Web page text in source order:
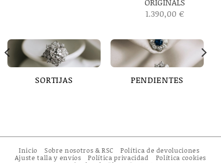
1.390,00 €
SORTIJAS PENDIENTES
Inicio Sobre nosotros & RSC
Política de devoluciones
Ajuste talla y envíos
Política privacidad
Política cookies